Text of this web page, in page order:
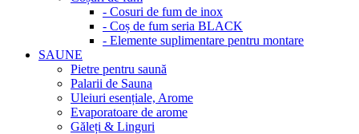
- Cosuri de fum de inox
- Coș de fum seria BLACK
- Elemente suplimentare pentru montare
SAUNE
Pietre pentru saună
Palarii de Sauna
Uleiuri esențiale, Arome
Evaporatoare de arome
Găleți & Linguri